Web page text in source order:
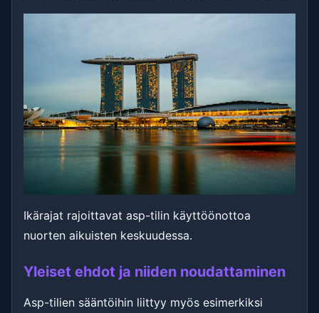
Ikärajat rajoittavat asp-tilin käyttöönottoa
nuorten aikuisten keskuudessa.
Yleiset ehdot ja niiden noudattaminen
Asp-tilien sääntöihin liittyy myös esimerkiksi